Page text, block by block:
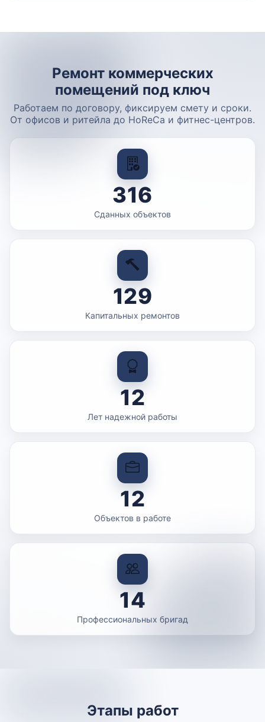
Ремонт коммерческих
помещений под ключ
Работаем по договору, фиксируем смету и сроки.
От офисов и ритейла до HoReCa и фитнес-центров.
316
Сданных объектов
129
Капитальных ремонтов
12
Лет надежной работы
12
Объектов в работе
14
Профессиональных бригад
Этапы работ